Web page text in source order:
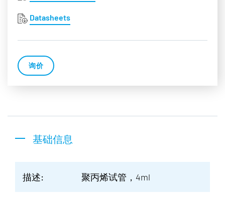
Datasheets
询价
基础信息
描述: 聚丙烯试管，4ml